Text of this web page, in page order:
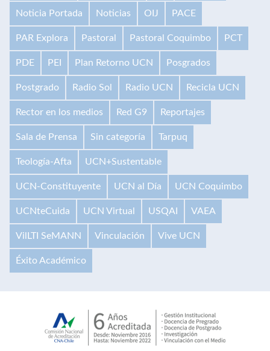
Noticia Portada Noticias OIJ PACE
PAR Explora Pastoral Pastoral Coquimbo PCT
PDE PEI Plan Retorno UCN Posgrados
Postgrado Radio Sol Radio UCN Recicla UCN
Rector en los medios Red G9 Reportajes
Sala de Prensa Sin categoría Tarpuq
Teología-Afta UCN+Sustentable
UCN-Constituyente UCN al Día UCN Coquimbo
UCNteCuida UCN Virtual USQAI VAEA
VilLTI SeMANN Vinculación Vive UCN
Éxito Académico